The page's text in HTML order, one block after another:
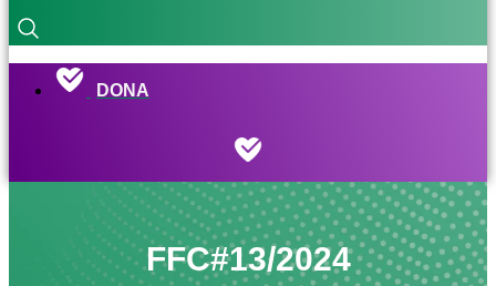
DONA
FFC#13/2024